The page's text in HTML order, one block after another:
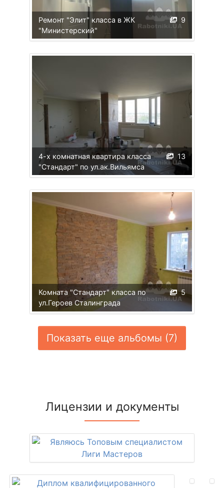
9
Ремонт "Элит" класса в ЖК
"Министерский"
13
4-х комнатная квартира класса
"Стандарт" по ул.ак.Вильямса
5
Комната "Стандарт" класса по
ул.Героев Сталинграда
Показать еще альбомы (7)
Лицензии и документы